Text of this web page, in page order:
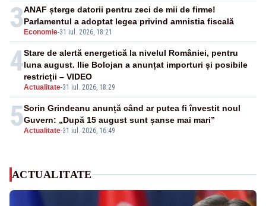
3 Economie-31 iul. 2026, 18:21
ANAF șterge datorii pentru zeci de mii de firme!
Parlamentul a adoptat legea privind amnistia fiscală
4
Actualitate-31 iul. 2026, 18:29
Stare de alertă energetică la nivelul României, pentru
luna august. Ilie Bolojan a anunțat importuri și posibile
restricții – VIDEO
5Actualitate-31 iul. 2026, 16:49
Sorin Grindeanu anunță când ar putea fi învestit noul
Guvern: „După 15 august sunt șanse mai mari”
ACTUALITATE